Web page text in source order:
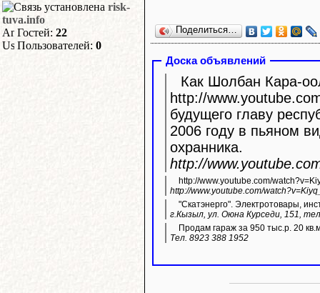
risk-
tuva.info
Гостей: 22
Пользователей: 0
Поделиться…
Доска объявлений
Как Шолбан Кара-
http://www.youtube.com/
будущего главу
2006 году в пьяном
охранника.
http://
http://www.youtube.com/
http://www.youtube.com/
"Скатэнерго". Электротовары,
г.Кызыл, ул. Оюна Курседи, 151,
Продам гараж за 950 тыс.р. 20
Тел. 8923 388 1952